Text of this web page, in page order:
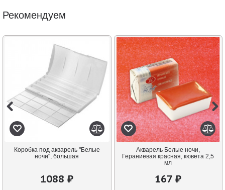
Рекомендуем
Коробка под акварель "Белые
ночи", большая
1088 ₽
Акварель Белые ночи,
Гераниевая красная, кювета 2,5
мл
167 ₽